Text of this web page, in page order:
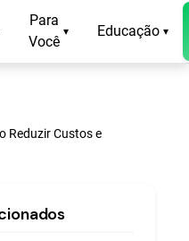
Para
Você
▾ Educação ▾
Reduzir Custos e